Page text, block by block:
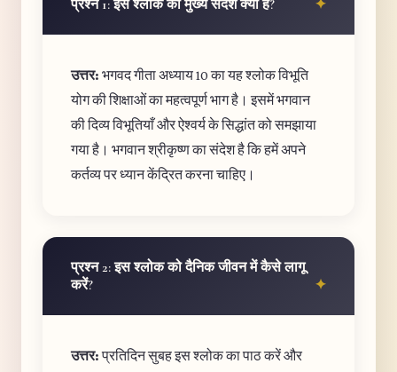
प्रश्न 1: इस श्लोक का मुख्य संदेश क्या है?
उत्तर: भगवद गीता अध्याय 10 का यह श्लोक विभूति
योग की शिक्षाओं का महत्वपूर्ण भाग है। इसमें भगवान
की दिव्य विभूतियाँ और ऐश्वर्य के सिद्धांत को समझाया
गया है। भगवान श्रीकृष्ण का संदेश है कि हमें अपने
कर्तव्य पर ध्यान केंद्रित करना चाहिए।
प्रश्न 2: इस श्लोक को दैनिक जीवन में कैसे लागू
करें?
उत्तर:प्रतिदिन सुबह इस श्लोक का पाठ करें और